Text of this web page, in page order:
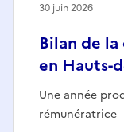
Bilan de
en Hauts-
Une année
rémunératrice
30 juin 2026